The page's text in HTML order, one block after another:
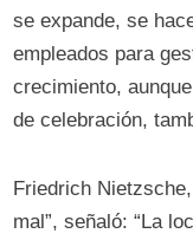
se expande, se
empleados para
crecimiento,
de celebración,
Friedrich
mal”, señaló: “La